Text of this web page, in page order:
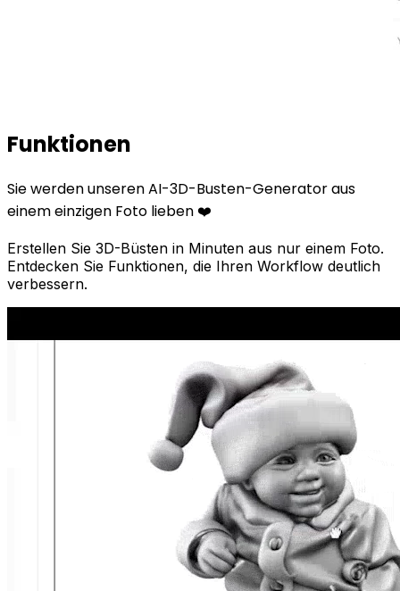
Funktionen
Sie werden unseren AI-3D-Busten-Generator aus
einem einzigen Foto lieben ❤️
Erstellen Sie 3D-Büsten in Minuten aus nur einem Foto.
Entdecken Sie Funktionen, die Ihren Workflow deutlich
verbessern.